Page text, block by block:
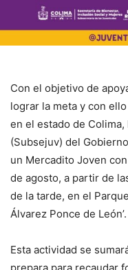
Con el objetivo de
lograr la meta y con
en el estado de
(Subsejuv) del
un Mercadito Joven
de agosto, a partir de
de la tarde, en el
Álvarez Ponce de León’.
Esta actividad se